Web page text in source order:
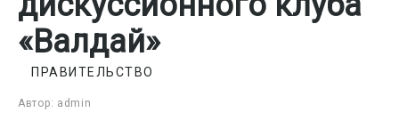
«Валдай»
Автор: admin
ПРАВИТЕЛЬСТВО